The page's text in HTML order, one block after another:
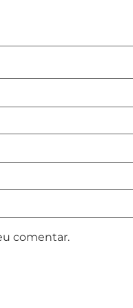
comentar.